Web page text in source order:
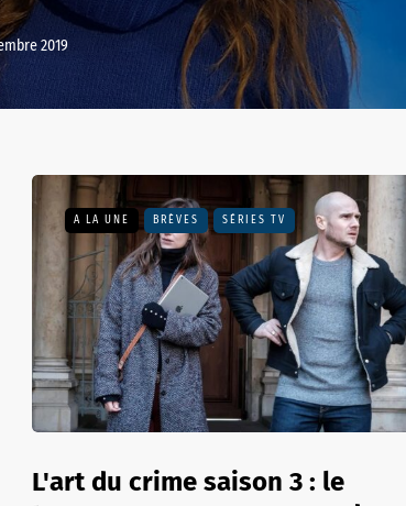
2019
A LA UNE BRÈVES SÉRIES TV
L'art du crime saison 3 : le